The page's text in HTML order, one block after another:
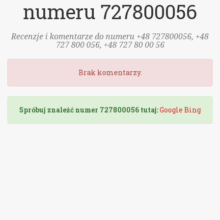
numeru 727800056
Recenzje i komentarze do numeru +48 727800056, +48
727 800 056, +48 727 80 00 56
Brak komentarzy.
Spróbuj znaleźć numer 727800056 tutaj:Google Bing